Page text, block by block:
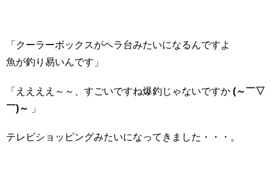
「クーラーボックスがヘラ台みたいになるんですよ
魚が釣り易いんです」
「ええええ～～、すごいですね爆釣じゃないですか (～￣▽
￣)～
」
テレビショッピングみたいになってきました・・・。